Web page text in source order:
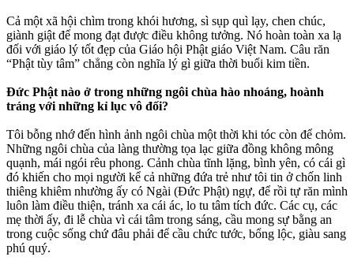
Cả một xã hội chìm trong khói hương, sì sụp quì lạy, chen chúc,
giành giật để mong đạt được điều không tưởng. Nó hoàn toàn xa lạ
đối với giáo lý tốt đẹp của Giáo hội Phật giáo Việt Nam. Câu răn
“Phật tùy tâm” chẳng còn nghĩa lý gì giữa thời buổi kim tiền.
Đức Phật nào ở trong những ngôi chùa hào nhoáng, hoành
tráng với những kỉ lục vô đối?
Tôi bỗng nhớ đến hình ảnh ngôi chùa một thời khi tóc còn để chỏm.
Những ngôi chùa của làng thường tọa lạc giữa đồng không mông
quạnh, mái ngói rêu phong. Cảnh chùa tĩnh lặng, bình yên, có cái gì
đó khiến cho mọi người kể cả những đứa trẻ như tôi tin ở chốn linh
thiêng khiêm nhường ấy có Ngài (Đức Phật) ngự, để rồi tự răn mình
luôn làm điều thiện, tránh xa cái ác, lo tu tâm tích đức. Các cụ, các
mẹ thời ấy, đi lễ chùa vì cái tâm trong sáng, cầu mong sự bằng an
trong cuộc sống chứ đâu phải để cầu chức tước, bổng lộc, giàu sang
phú quý.